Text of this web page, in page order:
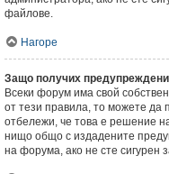
файлове.
Нагоре
Защо получих
Всеки форум има свой
от тези правила, то можете да
отбележи, че това е решение
нищо общо с издадените
на форума, ако не сте сигурен